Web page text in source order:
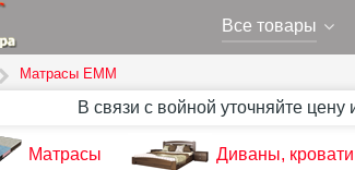
Все товары
Матрасы ЕММ
В связи с войной уточняйте
Матрасы Диваны, кровати